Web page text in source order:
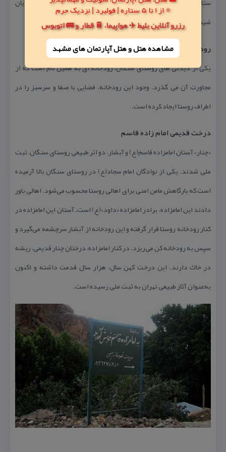
⭐ از 1 تا 5 ستاره | فولبرد | نزدیک حرم
رزرو آنلاین بلیط ✈️ هواپیما، 🚆 قطار و 🚌 اتوبوس
مشاهده هتل و هتل‌ آپارتمان های مشهد
شیفته‌ی آن باشند.
رودخانه ی روستا
یكی از دیدنی های روستای سنگان، رودخانه ای به همین نام است كه از
مجاورت آن می گذرد. وجود این رودخانه، فضایی با صفا و سرسبز را در
اطراف روستا ایجاد كرده است.
درخت قدیمی امام زاده قاسم
«چنار» آستان امامزاده قاسم(ع) و آبشار، دو اثر طبیعی روستای سنگان، ثبت
ملی شدند. یكی از نوادگان امام سجاد(ع) در روستای سنگان بالا آرمیده
است كه بارگاهش مامن امنی برای اهالی روستا محسوب می‌شود. اهالی باور
دادند این امامزاده، برادر امامزاده «داود»(ع) است. آستان این امامزاده در
كنار رودخانه روستا قرار گرفته و این رودخانه از آبشار سرچشمه می‌گیرد و
سپس به رودخانه كن می‌ریزد. در كنار امامزاده، درختان چنار قدیمی، ریشه
در خاك دارند. این درخت كهن سال، هزار سال قدمت داشته و اكنون
به‌عنوان آثار طبیعی تهران به ثبت ملی رسیده است.